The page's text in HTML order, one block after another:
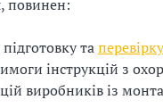
повинен:
та
інструкцій з
виробників із